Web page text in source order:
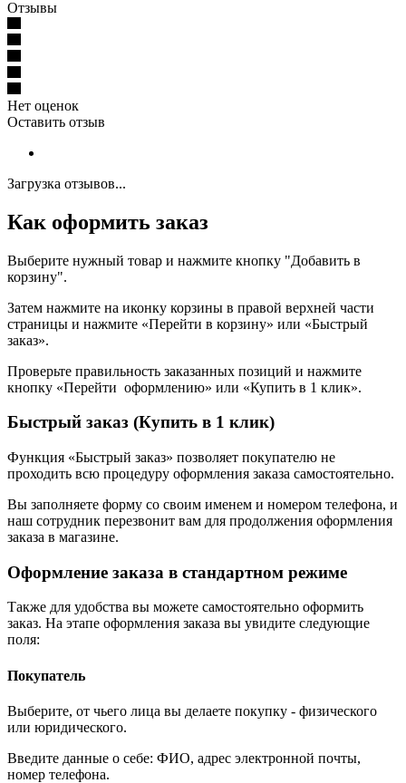
Отзывы
Нет оценок
Оставить отзыв
Загрузка отзывов...
Как оформить заказ
Выберите нужный товар и нажмите кнопку "Добавить в
корзину".
Затем нажмите на иконку корзины в правой верхней части
страницы и нажмите «Перейти в корзину» или «Быстрый
заказ».
Проверьте правильность заказанных позиций и нажмите
кнопку «Перейти оформлению» или «Купить в 1 клик».
Быстрый заказ (Купить в 1 клик)
Функция «Быстрый заказ» позволяет покупателю не
проходить всю процедуру оформления заказа самостоятельно.
Вы заполняете форму со своим именем и номером телефона, и
наш сотрудник перезвонит вам для продолжения оформления
заказа в магазине.
Оформление заказа в стандартном режиме
Также для удобства вы можете самостоятельно оформить
заказ. На этапе оформления заказа вы увидите следующие
поля:
Покупатель
Выберите, от чьего лица вы делаете покупку - физического
или юридического.
Введите данные о себе: ФИО, адрес электронной почты,
номер телефона.